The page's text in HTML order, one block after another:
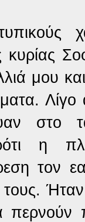
μου
στο
η
τον
τους.